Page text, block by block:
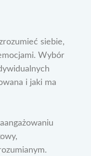
siebie,
Wybór
i jaki ma